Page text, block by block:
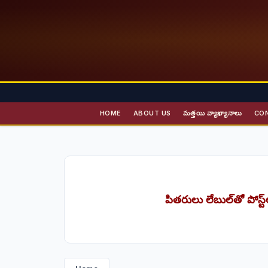
HOME ABOUT US మత్తయి వ్యాఖ్యానాలు
పితరులులేబుల్‌తో